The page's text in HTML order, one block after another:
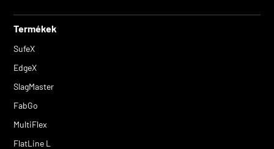
Termékek
SufeX
EdgeX
SlagMaster
FabGo
MultiFlex
FlatLine L